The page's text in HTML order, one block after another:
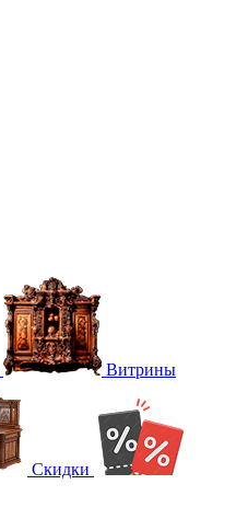
Витрины
Скидки